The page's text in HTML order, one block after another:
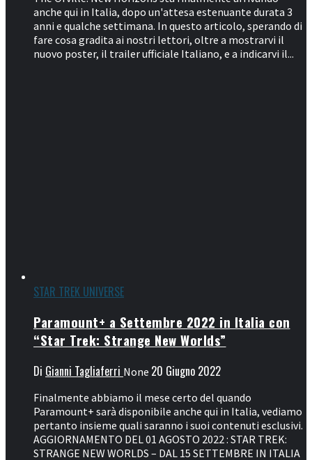
anche qui in Italia, dopo un'attesa estenuante durata 3
anni e qualche settimana. In questo articolo, sperando di
fare cosa gradita ai nostri lettori, oltre a mostrarvi il
nuovo poster, il trailer ufficiale Italiano, e a indicarvi il...
STAR TREK UNIVERSE
Paramount+ a Settembre 2022 in Italia con
“Star Trek: Strange New Worlds”
Di Gianni Tagliaferri None 20 Giugno 2022
Finalmente abbiamo il mese certo del quando
Paramount+ sarà disponibile anche qui in Italia, vediamo
pertanto insieme quali saranno i suoi contenuti esclusivi.
AGGIORNAMENTO DEL 01 AGOSTO 2022 : STAR TREK:
STRANGE NEW WORLDS – DAL 15 SETTEMBRE IN ITALIA